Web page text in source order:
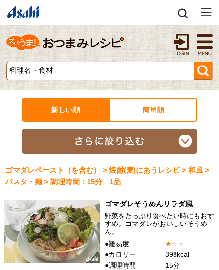
新しい順 簡単順
ゴマダレペースト（を含む） > 焼酎(麦)にあうレシピ > 和風 >
パスタ・麺 > 調理時間：15分 1品
ゴマダレそうめんサラダ風
野菜をたっぷり食べたい時にもおす
すめ。ゴマダレがおいしいそうめ
ん。
●難易度
★★ ★
●カロリー
398kcal
●調理時間
15分